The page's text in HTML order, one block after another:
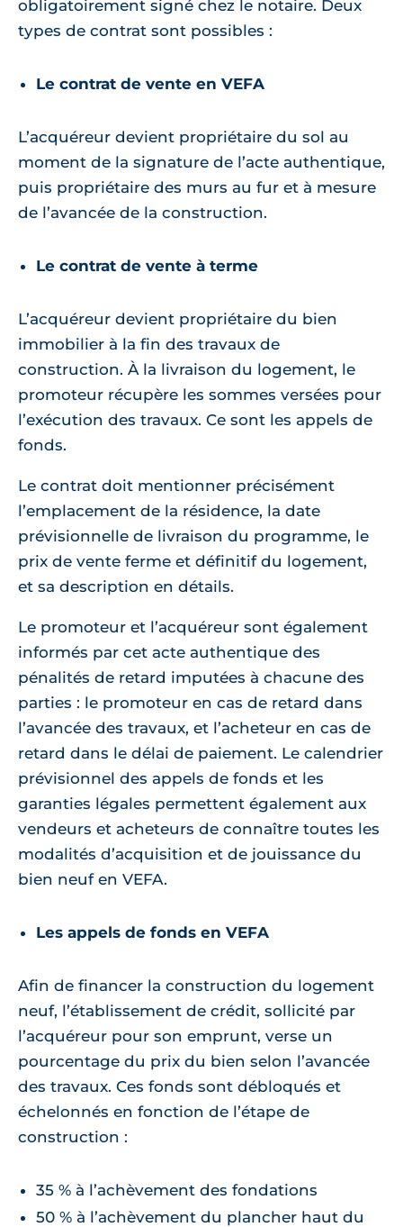
obligatoirement signé chez le notaire. Deux
types de contrat sont possibles :
Le contrat de vente en VEFA
L’acquéreur devient propriétaire du sol au
moment de la signature de l’acte authentique,
puis propriétaire des murs au fur et à mesure
de l’avancée de la construction.
Le contrat de vente à terme
L’acquéreur devient propriétaire du bien
immobilier à la fin des travaux de
construction. À la livraison du logement, le
promoteur récupère les sommes versées pour
l’exécution des travaux. Ce sont les appels de
fonds.
Le contrat doit mentionner précisément
l’emplacement de la résidence, la date
prévisionnelle de livraison du programme, le
prix de vente ferme et définitif du logement,
et sa description en détails.
Le promoteur et l’acquéreur sont également
informés par cet acte authentique des
pénalités de retard imputées à chacune des
parties : le promoteur en cas de retard dans
l’avancée des travaux, et l’acheteur en cas de
retard dans le délai de paiement. Le calendrier
prévisionnel des appels de fonds et les
garanties légales permettent également aux
vendeurs et acheteurs de connaître toutes les
modalités d’acquisition et de jouissance du
bien neuf en VEFA.
Les appels de fonds en VEFA
Afin de financer la construction du logement
neuf, l’établissement de crédit, sollicité par
l’acquéreur pour son emprunt, verse un
pourcentage du prix du bien selon l’avancée
des travaux. Ces fonds sont débloqués et
échelonnés en fonction de l’étape de
construction :
35 % à l’achèvement des fondations
50 % à l’achèvement du plancher haut du